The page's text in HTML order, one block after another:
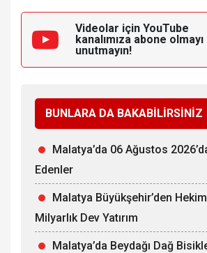
Videolar için YouTube
kanalımıza abone olmayı
unutmayın!
BUNLARA DA BAKABİLİRSİNİZ
Malatya’da 06 Ağustos
Edenler
Malatya Büyükşehir’den
Milyarlık Dev Yatırım
Malatya’da Beydağı Dağ